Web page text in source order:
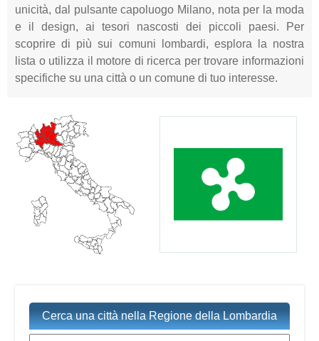
unicità, dal pulsante capoluogo Milano, nota per la moda
e il design, ai tesori nascosti dei piccoli paesi. Per
scoprire di più sui comuni lombardi, esplora la nostra
lista o utilizza il motore di ricerca per trovare informazioni
specifiche su una città o un comune di tuo interesse.
Cerca una città nella Regione della Lombardia